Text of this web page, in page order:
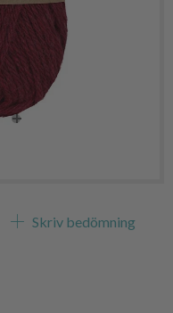
Skriv bedömning